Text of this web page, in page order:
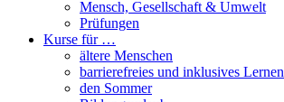
Mensch, Gesellschaft & Umwelt
Prüfungen
Kurse für …
ältere Menschen
barrierefreies und inklusives Lernen
den Sommer